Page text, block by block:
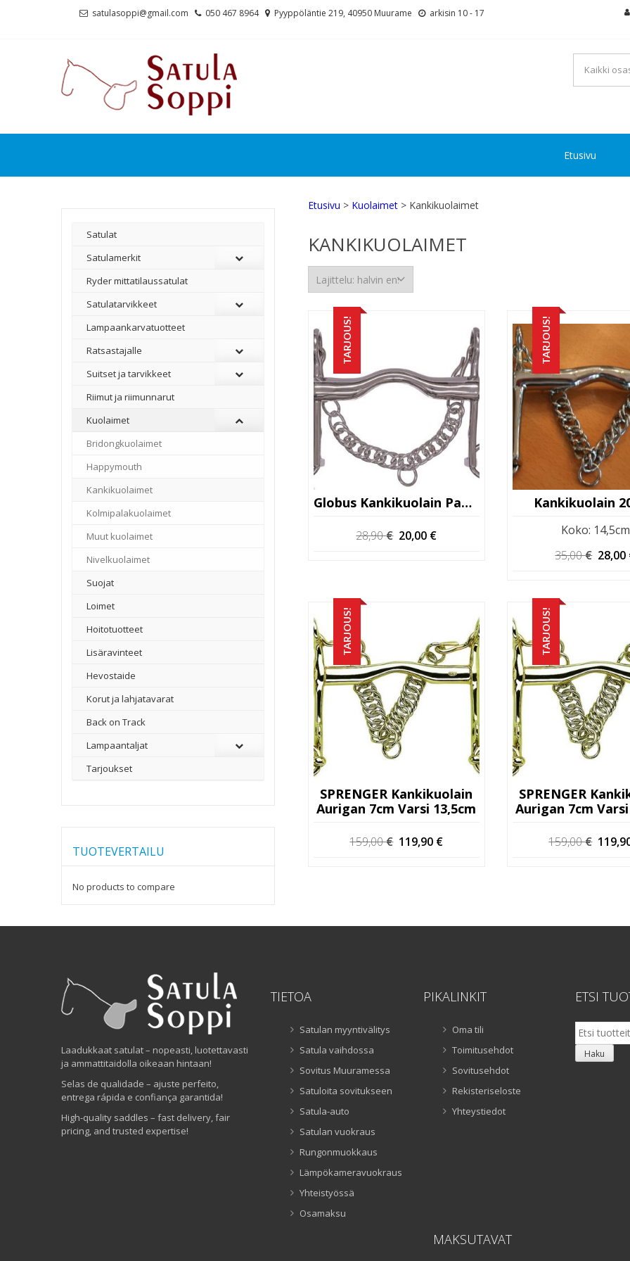
satulasoppi@gmail.com 050 467 8964 Pyyppöläntie 219, 40950 Muurame arkisin 10 - 17
Etusivu
Etusivu > Kuolaimet > Kankikuolaimet
KANKIKUOLAIMET
TARJOUS!
Globus Kankikuolain Paksu
28,90€ Alkuperäinen
20,00 €
TARJOUS!
Kankikuolain
Koko: 14,5cm
35,00€ 28,00
TARJOUS!
SPRENGER Kankikuolain
Aurigan 7cm Varsi 13,5cm
159,00€ Alkuperäinen
119,90 €
TARJOUS!
SPRENGER
Aurigan 7cm
159,00€
Satulat
Satulamerkit
Ryder mittatilaussatulat
Satulatarvikkeet
–
Lampaankarvatuotteet
Ratsastajalle
Suitset ja tarvikkeet
Riimut ja riimunnarut
Kuolaimet
Bridongkuolaimet
Happymouth
Kankikuolaimet
Kolmipalakuolaimet
Muut kuolaimet
Nivelkuolaimet
Suojat
Loimet
Hoitotuotteet
Lisäravinteet
Hevostaide
Korut ja lahjatavarat
Back on Track
Lampaantaljat
Tarjoukset
TUOTEVERTAILU
No products to compare
Laadukkaat satulat – nopeasti, luotettavasti
ja ammattitaidolla oikeaan hintaan!
Selas de qualidade – ajuste perfeito,
entrega rápida e confiança garantida!
High-quality saddles – fast delivery, fair
pricing, and trusted expertise!
TIETOA
Satulan myyntivälitys
Satula vaihdossa
Sovitus Muuramessa
Satuloita sovitukseen
Satula-auto
Satulan vuokraus
Rungonmuokkaus
Lämpökameravuokraus
Yhteistyössä
Osamaksu
PIKALINKIT
Oma tili
Toimitusehdot
Sovitusehdot
Rekisteriseloste
Yhteystiedot
ETSI
Etsi:
Haku
MAKSUTAVAT